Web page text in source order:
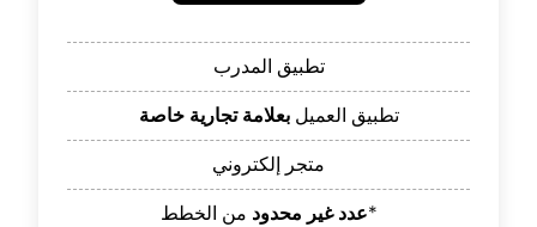
تطبيق المدرب
تطبيق العميلبعلامة تجارية خاصة
متجر إلكتروني
عدد غير محدودمن الخطط*